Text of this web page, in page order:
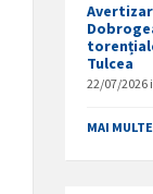
Tulcea
22/07/2026
MAI MULTE